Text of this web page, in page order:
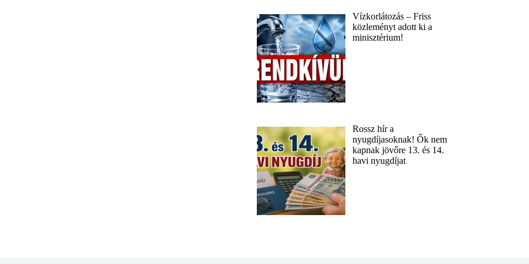
Vízkorlátozás – Friss
közleményt adott ki a
minisztérium!
Rossz hír a
nyugdíjasoknak! Ők nem
kapnak jövőre 13. és 14.
havi nyugdíjat